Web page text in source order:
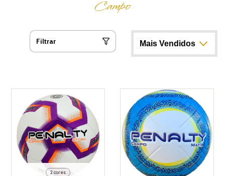
Campo
Filtrar
2 cores